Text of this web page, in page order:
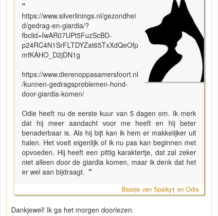
"
https://www.silverlinings.nl/gezondhei
d/gedrag-en-giardia/?
fbclid=IwAR07UPt5FuzScBD-
p24RC4N1SrFLTDYZat65TxXdQeOfp
mfKAHO_D2jDN1g
https://www.dierenoppasamersfoort.nl
/kunnen-gedragsproblemen-hond-
door-giardia-komen/
Odie heeft nu de eerste kuur van 5 dagen om. Ik merk
dat hij meer aandacht voor me heeft en hij beter
benaderbaar is. Als hij bijt kan ik hem er makkelijker uit
halen. Het voelt eigenlijk of ik nu pas kan beginnen met
opvoeden. Hij heeft een pittig karaktertje, dat zal zeker
niet alleen door de giardia komen, maar ik denk dat het
er wel aan bijdraagt. "
Baasje van Spaiky† en Odie
Dankjewel! Ik ga het morgen doorlezen.